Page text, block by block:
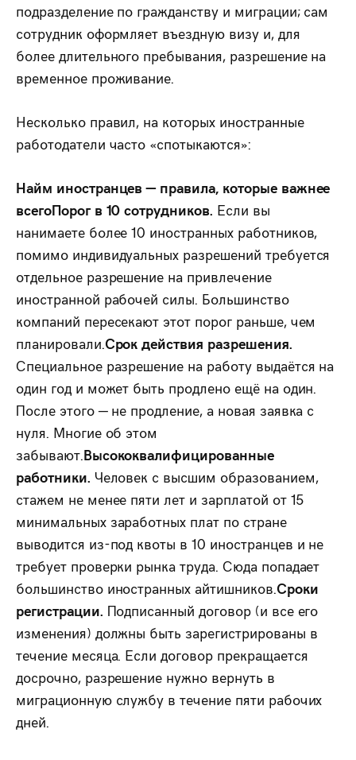
подразделение по гражданству и миграции; сам
сотрудник оформляет въездную визу и, для
более длительного пребывания, разрешение на
временное проживание.
Несколько правил, на которых иностранные
работодатели часто «спотыкаются»:
Найм иностранцев — правила, которые важнее
всегоПорог в 10 сотрудников. Если вы
нанимаете более 10 иностранных работников,
помимо индивидуальных разрешений требуется
отдельное разрешение на привлечение
иностранной рабочей силы. Большинство
компаний пересекают этот порог раньше, чем
планировали.Срок действия разрешения.
Специальное разрешение на работу выдаётся на
один год и может быть продлено ещё на один.
После этого — не продление, а новая заявка с
нуля. Многие об этом
забывают.Высококвалифицированные
работники. Человек с высшим образованием,
стажем не менее пяти лет и зарплатой от 15
минимальных заработных плат по стране
выводится из-под квоты в 10 иностранцев и не
требует проверки рынка труда. Сюда попадает
большинство иностранных айтишников.Сроки
регистрации. Подписанный договор (и все его
изменения) должны быть зарегистрированы в
течение месяца. Если договор прекращается
досрочно, разрешение нужно вернуть в
миграционную службу в течение пяти рабочих
дней.